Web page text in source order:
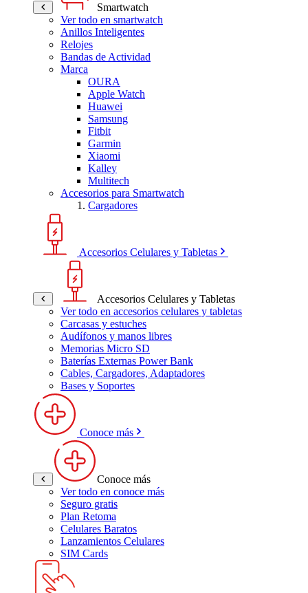
Smartwatch
Ver todo en smartwatch
Anillos Inteligentes
Relojes
Bandas de Actividad
Marca
OURA
Apple Watch
Huawei
Samsung
Fitbit
Garmin
Xiaomi
Kalley
Multitech
Accesorios para Smartwatch
Cargadores
Accesorios Celulares y Tabletas
Accesorios Celulares y Tabletas
Ver todo en accesorios celulares y tabletas
Carcasas y estuches
Audífonos y manos libres
Memorias Micro SD
Baterías Externas Power Bank
Cables, Cargadores, Adaptadores
Bases y Soportes
Conoce más
Conoce más
Ver todo en conoce más
Seguro gratis
Plan Retoma
Celulares Baratos
Lanzamientos Celulares
SIM Cards